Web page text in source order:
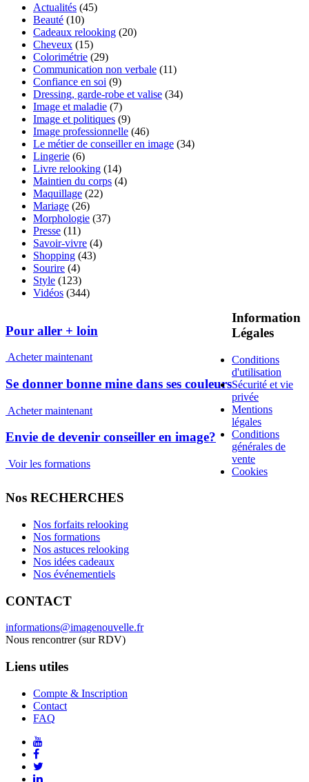
Actualités (45)
Beauté (10)
Cadeaux relooking (20)
Cheveux (15)
Colorimétrie (29)
Communication non verbale (11)
Confiance en soi (9)
Dressing, garde-robe et valise (34)
Image et maladie (7)
Image et politiques (9)
Image professionnelle (46)
Le métier de conseiller en image (34)
Lingerie (6)
Livre relooking (14)
Maintien du corps (4)
Maquillage (22)
Mariage (26)
Morphologie (37)
Presse (11)
Savoir-vivre (4)
Shopping (43)
Sourire (4)
Style (123)
Vidéos (344)
Pour aller + loin
Acheter maintenant
Se donner bonne mine dans ses couleurs
Acheter maintenant
Envie de devenir conseiller en image?
Voir les formations
Information
Légales
Conditions
d'utilisation
Sécurité et vie
privée
Mentions
légales
Conditions
générales de
vente
Cookies
Nos RECHERCHES
Nos forfaits relooking
Nos formations
Nos astuces relooking
Nos idées cadeaux
Nos événementiels
CONTACT
informations@imagenouvelle.fr
Nous rencontrer (sur RDV)
Liens utiles
Compte & Inscription
Contact
FAQ